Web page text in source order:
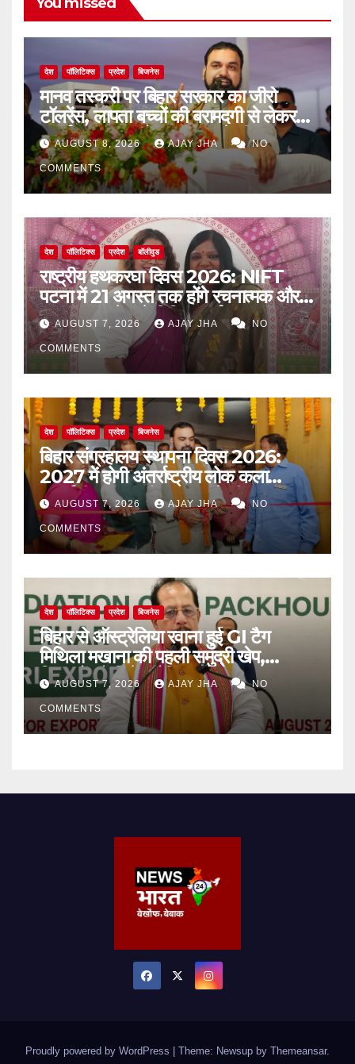
देश पॉलिटिक्स प्रदेश बिजनेस
मानव तस्करी पर बिहार सरकार का जीरो
टॉलरेंस, लापता बच्चों की बरामदगी से लेकर
पुनर्वास तक पर जोर: सम्राट चौधरी
AUGUST 8, 2026 AJAY JHA NO
COMMENTS
देश पॉलिटिक्स प्रदेश बॉलीवुड
राष्ट्रीय हथकरघा दिवस 2026: NIFT
पटना में 21 अगस्त तक होंगे रचनात्मक और
जागरूकता से जुड़े विविध कार्यक्रम
AUGUST 7, 2026 AJAY JHA NO
COMMENTS
देश पॉलिटिक्स प्रदेश बिजनेस
बिहार संग्रहालय स्थापना दिवस 2026:
2027 में होगी अंतर्राष्ट्रीय लोक कला
प्रदर्शनी, मुख्यमंत्री सम्राट चौधरी का बड़ा
ऐलान
AUGUST 7, 2026 AJAY JHA NO
COMMENTS
देश पॉलिटिक्स प्रदेश बिजनेस
बिहार से ऑस्ट्रेलिया रवाना हुई GI टैग
मिथिला मखाना की पहली समुद्री खेप,
किसानों को मिलेगा वैश्विक बाजार
AUGUST 7, 2026 AJAY JHA NO
COMMENTS
Proudly powered by WordPress Theme: Newsup by Themeansar.